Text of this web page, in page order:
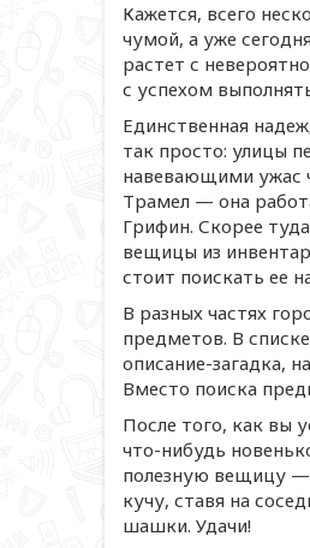
Кажется, всего
чумой, а уже
растет с
с успехом
Единственная
так просто: улицы
навевающими ужас
Трамел — она
Грифин. Скорее
вещицы из
стоит поискать ее
В разных частях
предметов. В
описание-загадка,
Вместо поиска
После того, как вы
что-нибудь
полезную вещицу
кучу, ставя на
шашки. Удачи!